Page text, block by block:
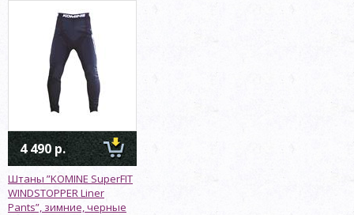
4 490 р.
Штаны ”KOMINE SuperFIT
WINDSTOPPER Liner
Pants”, зимние, черные